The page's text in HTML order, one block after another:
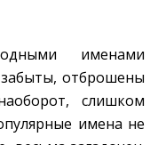
именами
отброшены
слишком
имена не